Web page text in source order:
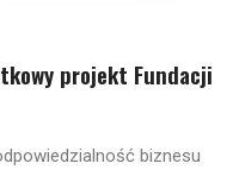
projekt Fundacji
biznesu